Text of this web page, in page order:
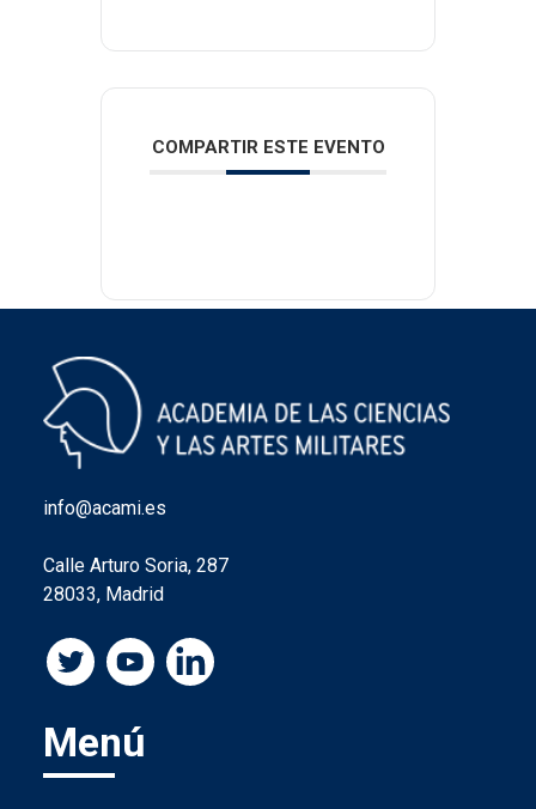
COMPARTIR ESTE EVENTO
info@acami.es
Calle Arturo Soria, 287
28033, Madrid
Menú